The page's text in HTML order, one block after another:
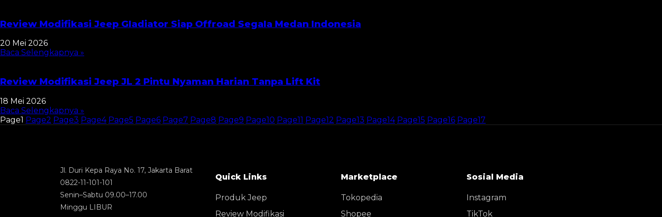
Review Modifikasi Jeep Gladiator Siap Offroad Segala Medan Indonesia
20 Mei 2026
Baca Selengkapnya »
Review Modifikasi Jeep JL 2 Pintu Nyaman Harian Tanpa Lift Kit
18 Mei 2026
Baca Selengkapnya »
Page1 Page2 Page3 Page4 Page5 Page6 Page7 Page8 Page9 Page10 Page11 Page12 Page13 Page14 Page15 Page16 Page17
Jl. Duri Kepa Raya No. 17, Jakarta Barat
0822-11-101-101
Senin–Sabtu 09.00–17.00
Minggu LIBUR
Quick Links
Produk Jeep
Review Modifikasi
Marketplace
Tokopedia
Shopee
Sosial Media
Instagram
TikTok